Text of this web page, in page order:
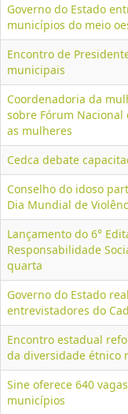
Governo do Estado
municípios do meio
Encontro de
municipais
Coordenadoria da
sobre Fórum
as mulheres
Cedca debate
Conselho do idoso
Dia Mundial de
Lançamento do 6°
Responsabilidade
quarta
Governo do Estado
entrevistadores do
Encontro estadual
da diversidade étnico
Sine oferece 640
municípios